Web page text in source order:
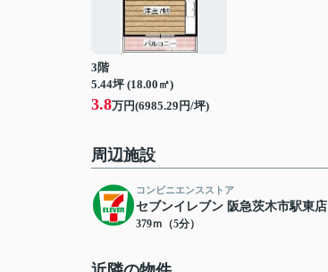
3階
5.44坪 (18.00㎡)
3.8万円(6985.29円/坪)
周辺施設
コンビニエンスストア
セブンイレブン 阪急茨木市駅東店
379ｍ（5分）